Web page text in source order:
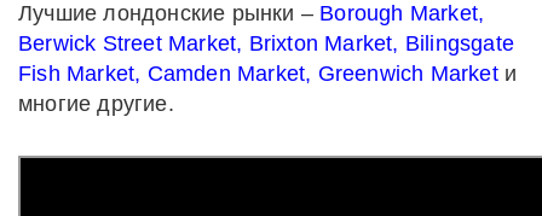
Лучшие лондонские рынки – Borough Market,
Berwick Street Market, Brixton Market, Bilingsgate
Fish Market, Camden Market, Greenwich Marketи
многие другие.